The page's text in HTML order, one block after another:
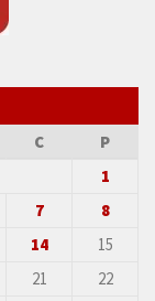
C
P
1
7
8
14
15
21
22